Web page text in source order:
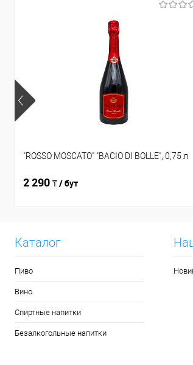
"ROSSO MOSCATO" "BACIO DI BOLLE", 0,75 л
2 290 ₸ / бут
Каталог
Пиво
Вино
Спиртные напитки
Безалкогольные напитки